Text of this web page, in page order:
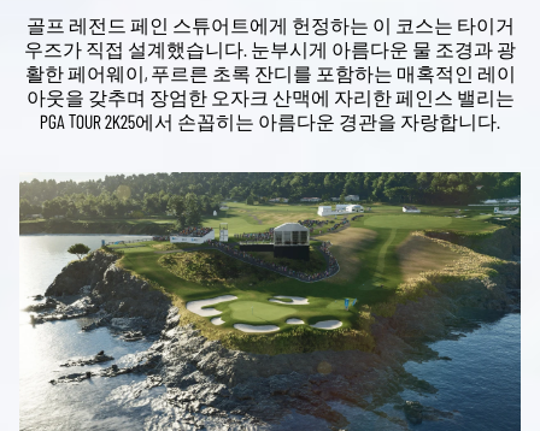
골프 레전드 페인 스튜어트에게 헌정하는 이 코스는 타이거
우즈가 직접 설계했습니다. 눈부시게 아름다운 물 조경과 광
활한 페어웨이, 푸르른 초록 잔디를 포함하는 매혹적인 레이
아웃을 갖추며 장엄한 오자크 산맥에 자리한 페인스 밸리는
PGA TOUR 2K25에서 손꼽히는 아름다운 경관을 자랑합니다.